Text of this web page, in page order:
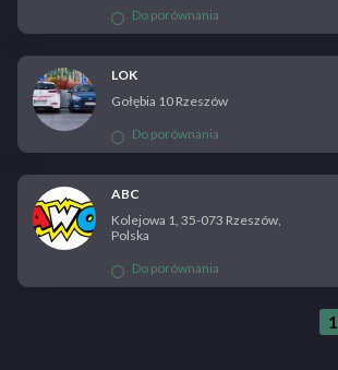
Do porównania
LOK
Gołębia 10 Rzeszów
Do porównania
ABC
Kolejowa 1, 35-073 Rzeszów,
Polska
Do porównania
1